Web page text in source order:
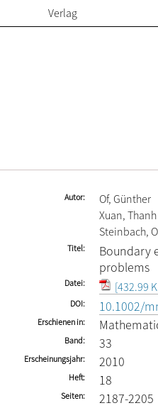
Verlag
Autor
Of, Günther
Xuan,
Steinbach,
Titel
Boundary
problems
Datei [432.99
DOI 10.1002/
Erschienen in
Band 33
Erscheinungsjahr 2010
Heft 18
Seiten 2187-2205